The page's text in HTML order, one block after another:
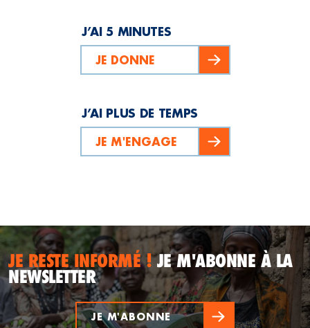
J’AI 5 MINUTES
JE DONNE
J’AI PLUS DE TEMPS
JE M'ENGAGE
JE RESTE INFORMÉ !JE M'ABONNE À LA
NEWSLETTER
JE M'ABONNE